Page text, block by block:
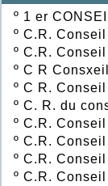
º 1 er
º C.R.
º C.R.
º C R
º C R.
º C. R. du
º C.R.
º C.R.
º C.R.
º C.R.